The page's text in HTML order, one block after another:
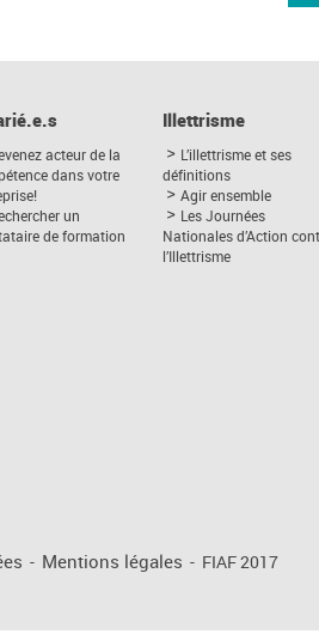
acteur de la
dans votre
un
de formation
Illettrisme
L’illettrisme et ses
définitions
Agir ensemble
Les Journées
Nationales d’Action
l’Illettrisme
- Mentions légales - FIAF 2017